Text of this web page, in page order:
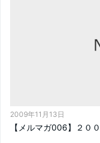
2009年11月13日
【メルマガ006】２０